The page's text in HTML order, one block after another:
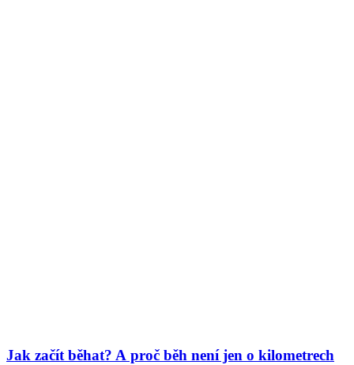
Jak začít běhat? A proč běh není jen o kilometrech